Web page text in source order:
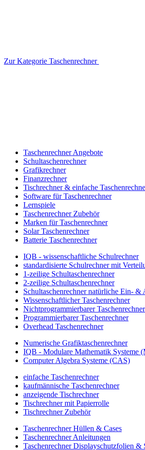
Zur Kategorie Taschenrechner
Taschenrechner Angebote
Schultaschenrechner
Grafikrechner
Finanzrechner
Tischrechner & einfache
Software für Taschenrechner
Lernspiele
Taschenrechner Zubehör
Marken für Taschenrechner
Solar Taschenrechner
Batterie Taschenrechner
IQB - wissenschaftliche Schulrechner
standardisierte Schulrechner mit
1-zeilige Schultaschenrechner
2-zeilige Schultaschenrechner
Schultaschenrechner natürliche Ein- &
Wissenschaftlicher Taschenrechner
Nichtprogrammierbarer Taschenrechner
Programmierbarer Taschenrechner
Overhead Taschenrechner
Numerische Grafiktaschenrechner
IQB - Modulare Mathematik Systeme
Computer Algebra Systeme (CAS)
einfache Taschenrechner
kaufmännische Taschenrechner
anzeigende Tischrechner
Tischrechner mit Papierrolle
Tischrechner Zubehör
Taschenrechner Hüllen & Cases
Taschenrechner Anleitungen
Taschenrechner Displayschutzfolien &